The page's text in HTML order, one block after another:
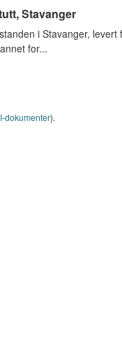
Stavanger
i Stavanger,
for...
dokumenter).